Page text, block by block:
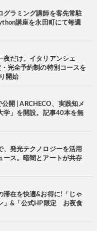
グラミング講師を客先常駐
講座を永田町にて毎週
夜だけ。イタリアンシェ
完全予約制の特別コースを
開始
開 | ARCHECO、実践知メ
学」を開設。記事40本を無
、発光テクノロジーを活用
ース。暗闇とアートが共存
滞在を快適&お得に!「じゃ
」&「公式HP限定 お夜食